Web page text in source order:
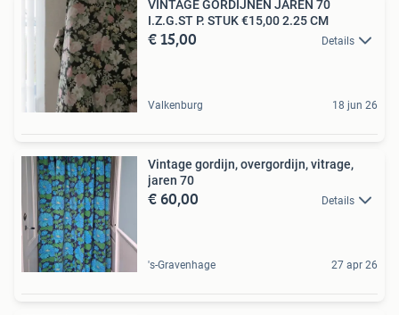
VINTAGE GORDIJNEN JAREN 70
I.Z.G.ST P. STUK €15,00 2.25 CM
€ 15,00 Details
Valkenburg 18 jun 26
Vintage gordijn, overgordijn, vitrage,
jaren 70
€ 60,00 Details
's-Gravenhage 27 apr 26